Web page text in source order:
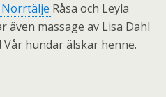
Råsa och Leyla
även massage av Lisa Dahl
hundar älskar henne.